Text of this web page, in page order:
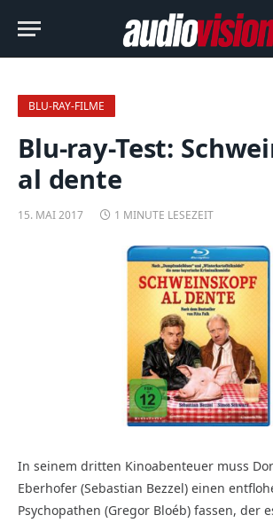
BLU-RAY-FILME
Blu-ray-Test:
al dente
15. MAI 2017 1 MINUTE LESEZEIT
In seinem dritten Kinoabenteuer muss
Eberhofer (Sebastian Bezzel) einen
Psychopathen (Gregor Bloéb) fassen, der